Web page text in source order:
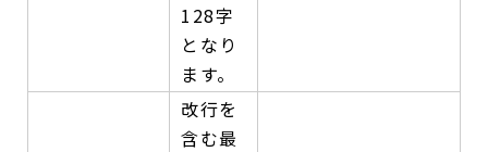
128字
となり
ます。
改行を
含む最